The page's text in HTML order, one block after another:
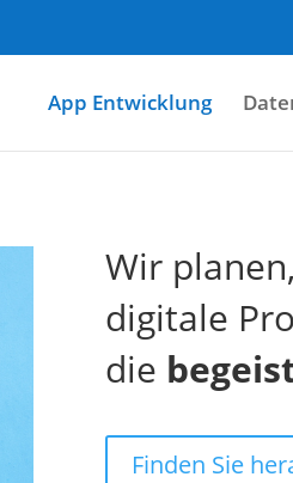
App Entwicklung
Wir
digitale
die
Finden Sie